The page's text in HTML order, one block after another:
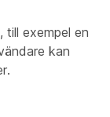
till exempel en
kan